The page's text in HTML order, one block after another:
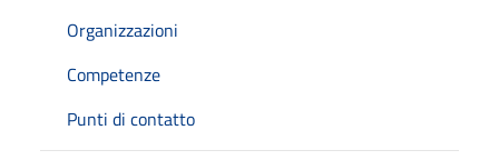
Organizzazioni
Competenze
Punti di contatto